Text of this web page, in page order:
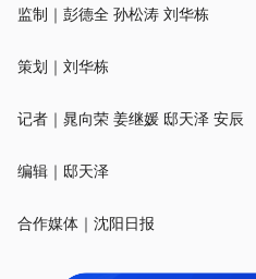
监制｜彭德全 孙松涛 刘华栋
策划｜刘华栋
记者｜晁向荣 姜继媛 邸天泽 安辰
编辑｜邸天泽
合作媒体｜沈阳日报